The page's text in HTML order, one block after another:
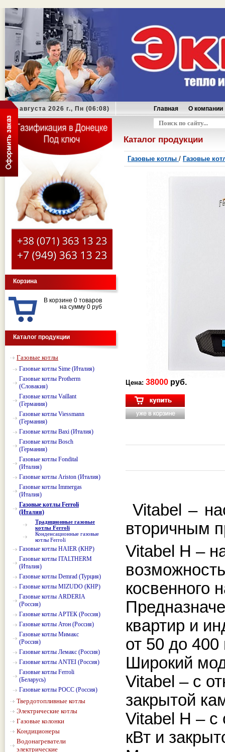
10 августа 2026 г., Пн (06:08) Главная
О компании
Оформить заказ
Корзина
В корзине 0 товаров
на сумму 0 руб
Каталог продукции
Газовые котлы
Газовые котлы Sime (Италия)
Газовые котлы Protherm
(Словакия)
Газовые котлы Vaillant
(Германия)
Газовые котлы Viessmann
(Германия)
Газовые котлы Baxi (Италия)
Газовые котлы Bosch
(Германия)
Газовые котлы Fondital
(Италия)
Газовые котлы Ariston (Италия)
Газовые котлы Immergas
(Италия)
Газовые котлы Ferroli
(Италия)
Традиционные газовые
котлы Ferroli
Конденсационные газовые
котлы Ferroli
Газовые котлы HAIER (КНР)
Газовые котлы ITALTHERM
(Италия)
Газовые котлы Demrad (Турция)
Газовые котлы MIZUDO (КНР)
Газовые котлы ARDERIA
(Россия)
Газовые котлы АРТЕК (Россия)
Газовые котлы Атон (Россия)
Газовые котлы Мимакс
(Россия)
Газовые котлы Лемакс (Россия)
Газовые котлы ANTEI (Россия)
Газовые котлы Ferroli
(Беларусь)
Газовые котлы РОСС (Россия)
Твердотопливные котлы
Электрические котлы
Газовые колонки
Кондиционеры
Водонагреватели
электрические
Каталог продукции
Газовые котлы / Газовые
Цена: 38000 руб.
Vitabel –
вторичным
Vitabel Н –
косвенного
квартир и
от 50 до
Широкий
Vitabel – с
закрытой
Vitabel Н – с
кВт и